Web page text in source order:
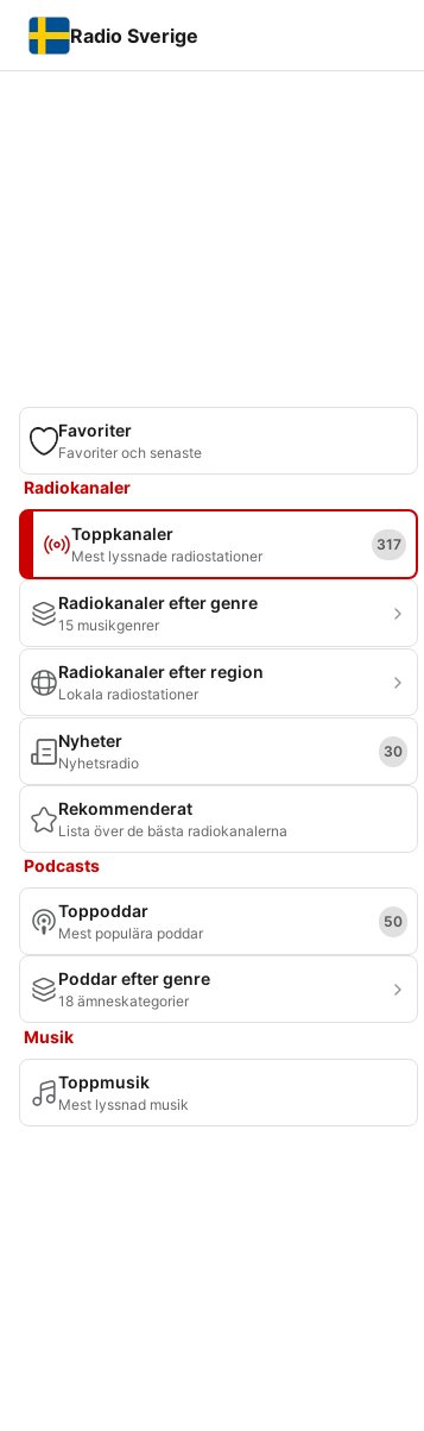
Radio Sverige
Favoriter
Favoriter och senaste
Radiokanaler
Toppkanaler
Mest lyssnade radiostationer
317
Radiokanaler efter genre
15 musikgenrer
Radiokanaler efter region
Lokala radiostationer
Nyheter
Nyhetsradio
30
Rekommenderat
Lista över de bästa radiokanalerna
Podcasts
Toppoddar
Mest populära poddar
50
Poddar efter genre
18 ämneskategorier
Musik
Toppmusik
Mest lyssnad musik